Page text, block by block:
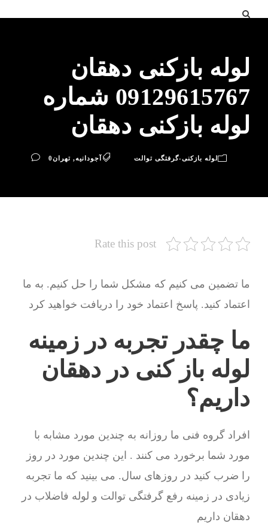
لوله بازکنی دهقان
09129615767 شماره
لوله بازکنی دهقان
لوله بازکنی-گرفتگی توالت آجودانیه, تهران0
Rate this post
ما تضمین می کنیم که مشکل شما را حل کنیم. به ما
اعتماد کنید. پاسخ اعتماد خود را دریافت خواهید کرد
ما چقدر تجربه در زمینه
لوله باز کنی در دهقان
داریم؟
افراد گروه فنی ما روزانه به چندین مورد مشابه با
مورد شما برخورد می کنند . این چندین مورد در روز
را ضرب کنید در روزهای سال. می بینید که ما تجربه
زیادی در زمینه رفع گرفتگی توالت و لوله فاضلاب در
دهقان داریم